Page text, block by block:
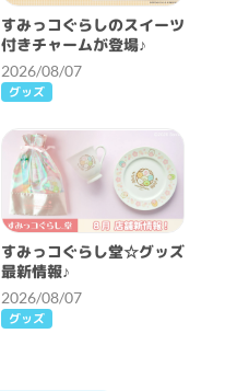
すみっコぐらしのスイーツ
付きチャームが登場♪
2026/08/07
グッズ
すみっコぐらし堂☆グッズ
最新情報♪
2026/08/07
グッズ